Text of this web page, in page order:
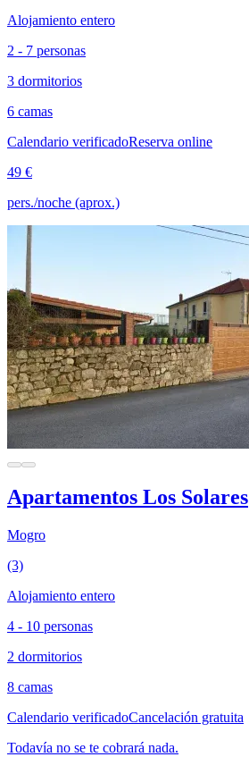
Alojamiento entero
2 - 7 personas
3 dormitorios
6 camas
Calendario verificadoReserva online
49 €
pers./noche (aprox.)
Apartamentos Los Solares
Mogro
(3)
Alojamiento entero
4 - 10 personas
2 dormitorios
8 camas
Calendario verificadoCancelación gratuita
Todavía no se te cobrará nada.